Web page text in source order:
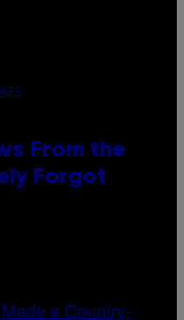
From the
Forgot